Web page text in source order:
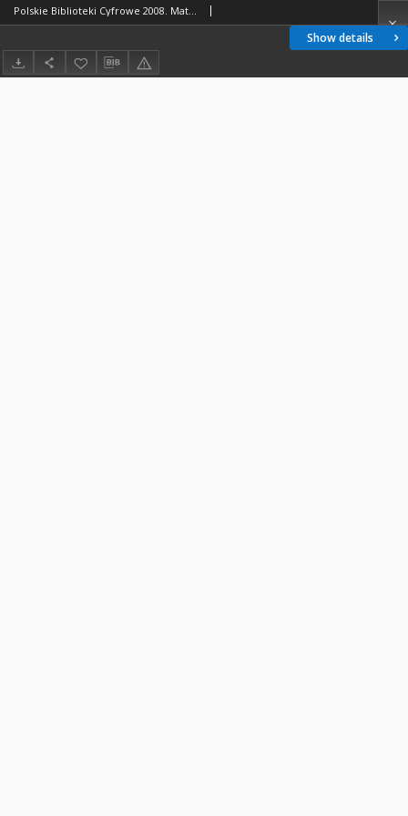
Show details
Polskie Biblioteki Cyfrowe 2008. Materiały z konferencji